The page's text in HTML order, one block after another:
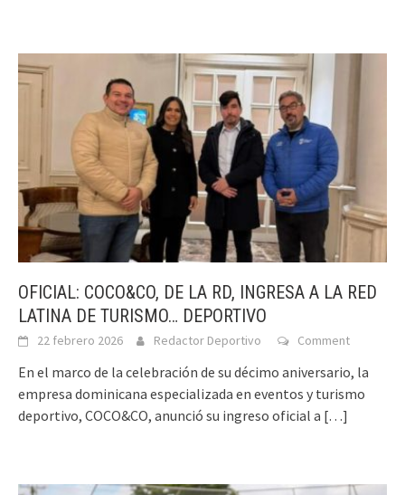
OFICIAL: COCO&CO, DE LA RD, INGRESA A LA RED
LATINA DE TURISMO… DEPORTIVO
22 febrero 2026 Redactor Deportivo Comment
En el marco de la celebración de su décimo aniversario, la
empresa dominicana especializada en eventos y turismo
deportivo, COCO&CO, anunció su ingreso oficial a […]